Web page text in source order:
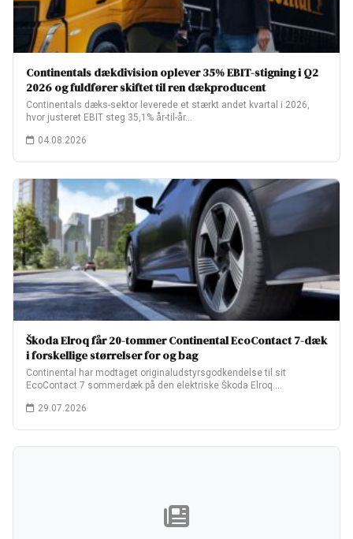
Continentals dækdivision oplever 35% EBIT-stigning i Q2
2026 og fuldfører skiftet til ren dækproducent
Continentals dæks-sektor leverede et stærkt andet kvartal i 2026,
hvor justeret EBIT steg 35,1% år-til-år…
04.08.2026
Škoda Elroq får 20-tommer Continental EcoContact 7-dæk
i forskellige størrelser for og bag
Continental har modtaget originaludstyrsgodkendelse til sit
EcoContact 7 sommerdæk på den elektriske Škoda Elroq.
29.07.2026